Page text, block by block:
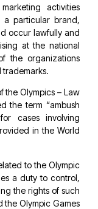
activities
a particular brand,
occur lawfully and
at the national
the organizations
trademarks.
the Olympics – Law
the term “ambush
cases involving
in the World
to the Olympic
a duty to control,
the rights of such
the Olympic Games